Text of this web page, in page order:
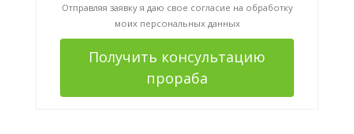
Отправляя заявку я даю свое согласие на обработку
моих персональных данных
Получить консультацию
прораба